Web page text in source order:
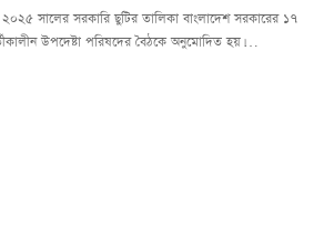
২০২৫ সালের সরকারি ছুটির তালিকা বাংলাদেশ সরকারের ১৭
উপদেষ্টা পরিষদের বৈঠকে অনুমোদিত হয়।…